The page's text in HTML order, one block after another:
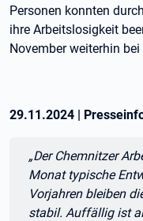
Personen konnten
ihre Arbeitslosigkeit
November weiterhin bei
29.11.2024 |
Zitat:
„Der Chemnitzer
Monat typische
Vorjahren bleiben
stabil. Auffällig ist